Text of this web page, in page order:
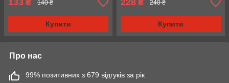
133 ₴ 140 ₴
Купити
228 ₴ 240 ₴
Купити
Про нас
99% позитивних з 679 відгуків за рік